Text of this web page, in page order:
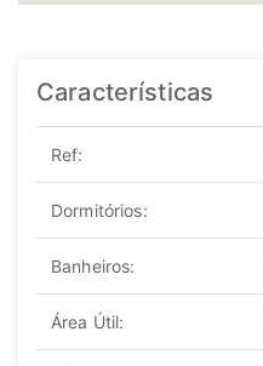
Características
Ref:
Dormitórios:
Banheiros:
Área Útil: